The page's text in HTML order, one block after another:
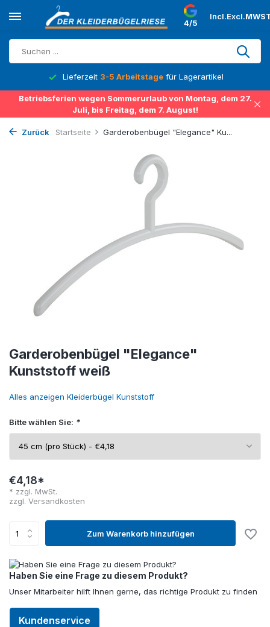
4/5
Incl.Excl.
Lieferzeit 3-5 Arbeitstage für Lagerartikel
Betriebsferien wegen Sommerurlaub von Montag, dem 27.
Juli, bis Freitag, dem 7. August!
Zurück Startseite Garderobenbügel "Elegance" Ku...
Garderobenbügel "Elegance"
Kunststoff weiß
Alles anzeigen Kleiderbügel Kunststoff
Bitte wählen Sie: *
€4,18*
* zzgl. MwSt.
zzgl. Versandkosten
Zum Warenkorb hinzufügen
Haben Sie eine Frage zu diesem Produkt?
Unser Mitarbeiter hilft Ihnen gerne, das richtige Produkt zu finden
Kundenservice